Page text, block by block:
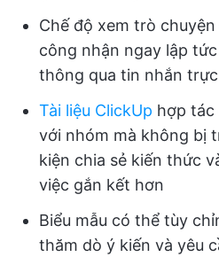
Chế độ xem trò
công nhận ngay lập
thông qua tin nhắn
Tài liệu ClickUp hợp tác
với nhóm mà không bị
kiện chia sẻ kiến thức
việc gắn kết hơn
Biểu mẫu có thể tùy
thăm dò ý kiến và yêu